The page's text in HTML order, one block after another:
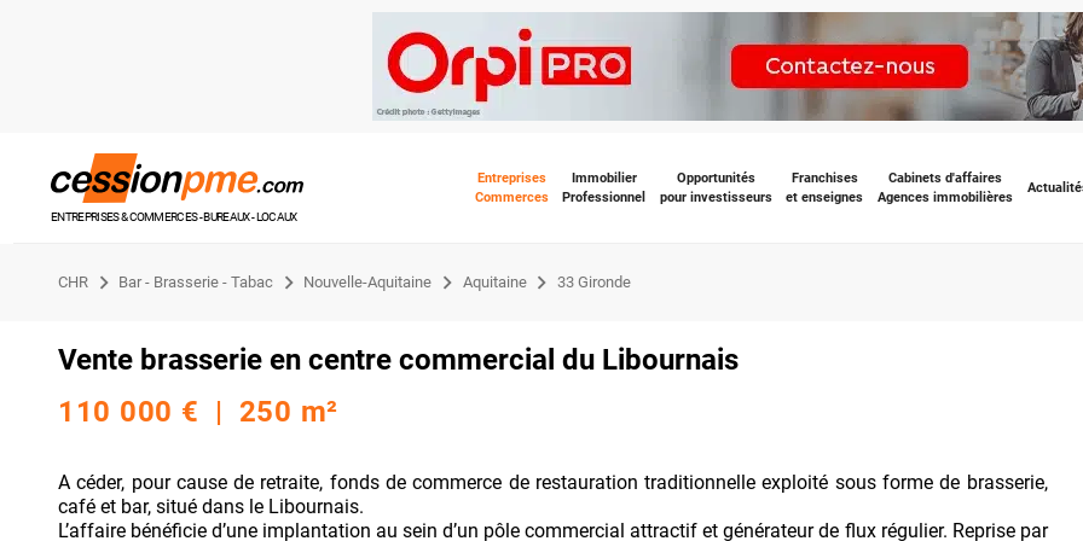
ENTREPRISES & COMMERCES - BUREAUX - LOCAUX
Entreprises
Commerces
Immobilier
Professionnel
Opportunités
pour investisseurs
Franchises
et enseignes
Cabinets d'affaires
Agences immobilières
CHR Bar - Brasserie - Tabac Nouvelle-Aquitaine Aquitaine 33 Gironde
Vente brasserie en centre commercial du Libournais
110 000 € | 250 m²
A céder, pour cause de retraite, fonds de commerce de restauration traditionnelle exploité sous forme de brasserie,
café et bar, situé dans le Libournais.
L’affaire bénéficie d’une implantation au sein d’un pôle commercial attractif et générateur de flux régulier. Reprise par